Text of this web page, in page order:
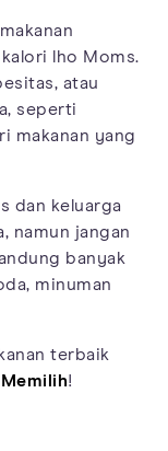
lho Moms.
atau
seperti
makanan yang
dan keluarga
namun jangan
banyak
minuman
terbaik
!